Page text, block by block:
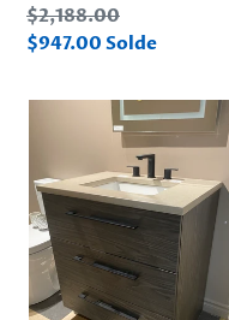
Prix
normal
$2,188.00
Prix
$947.00 Solde